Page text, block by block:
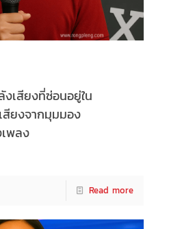
เสียงที่ซ่อนอยู่ใน
ยงจากมุมมอง
พลง
Read more